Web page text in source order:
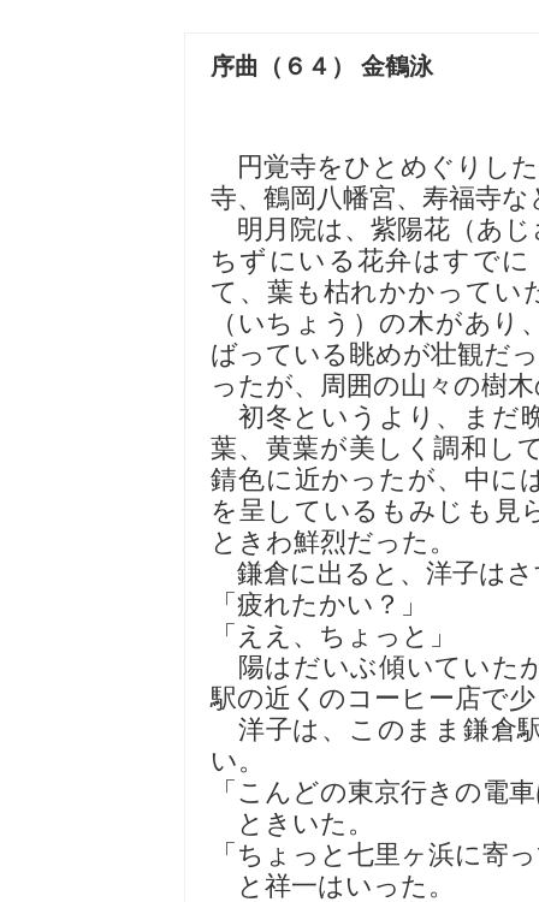
序曲（６４） 金鶴泳
円覚寺をひとめぐりし
寺、鶴岡八幡宮、寿福寺
明月院は、紫陽花（あ
ちずにいる花弁はすで
て、葉も枯れかかってい
（いちょう）の木があ
ばっている眺めが壮観だ
ったが、周囲の山々の樹
初冬というより、まだ
葉、黄葉が美しく調和し
錆色に近かったが、中に
を呈しているもみじも見
ときわ鮮烈だった。
鎌倉に出ると、洋子は
「疲れたかい？」
「ええ、ちょっと」
陽はだいぶ傾いていた
駅の近くのコーヒー店で
洋子は、このまま鎌倉
い。
「こんどの東京行きの電
ときいた。
「ちょっと七里ヶ浜に寄
と祥一はいった。